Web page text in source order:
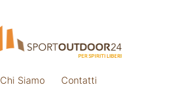
Chi Siamo Contatti